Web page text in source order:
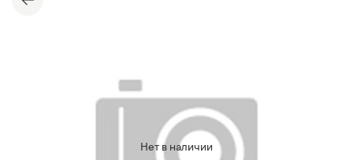
Нет в наличии